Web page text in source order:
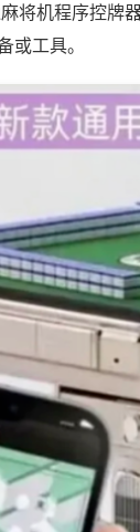
将机程序控牌
或工具。